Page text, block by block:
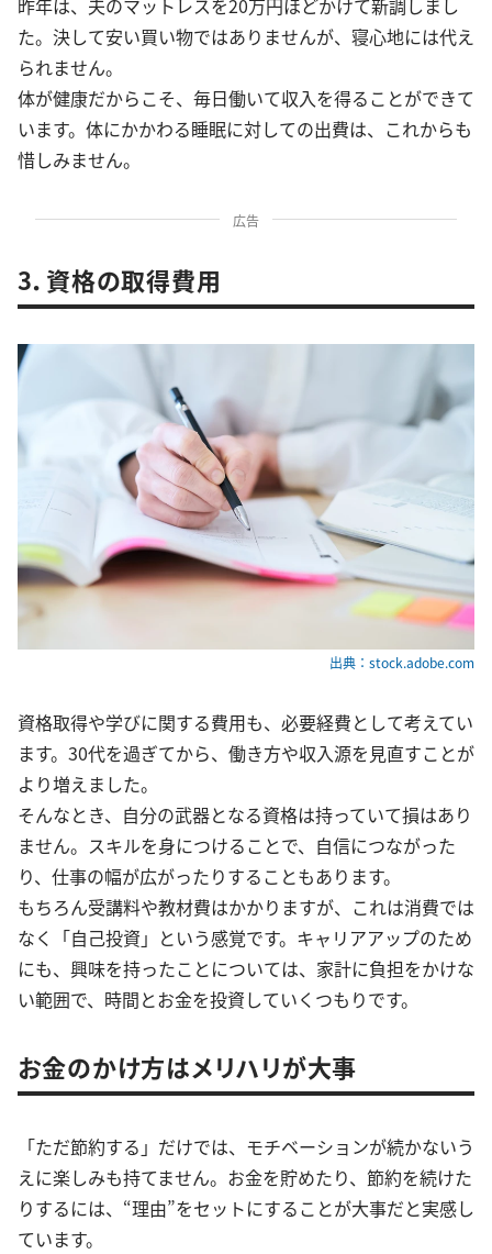
昨年は、夫のマットレスを20万円ほどかけて新調しまし
た。決して安い買い物ではありませんが、寝心地には代え
られません。
体が健康だからこそ、毎日働いて収入を得ることができて
います。体にかかわる睡眠に対しての出費は、これからも
惜しみません。
広告
3．資格の取得費用
出典：stock.adobe.com
資格取得や学びに関する費用も、必要経費として考えてい
ます。30代を過ぎてから、働き方や収入源を見直すことが
より増えました。
そんなとき、自分の武器となる資格は持っていて損はあり
ません。スキルを身につけることで、自信につながった
り、仕事の幅が広がったりすることもあります。
もちろん受講料や教材費はかかりますが、これは消費では
なく「自己投資」という感覚です。キャリアアップのため
にも、興味を持ったことについては、家計に負担をかけな
い範囲で、時間とお金を投資していくつもりです。
お金のかけ方はメリハリが大事
「ただ節約する」だけでは、モチベーションが続かないう
えに楽しみも持てません。お金を貯めたり、節約を続けた
りするには、“理由”をセットにすることが大事だと実感し
ています。